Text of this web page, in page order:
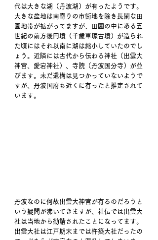
代は大きな湖（丹波湖）が有ったようです。
大きな盆地は南寄りの市街地を除き長閑な田
園地帯が拡がってますが、田園の中にある五
世紀の前方後円墳（千歳車塚古墳）が造られ
た頃にはそれ以南に湖は縮小していたのでし
ょう。近隣には古代から伝わる神社（出雲大
神宮、愛宕神社）、寺院（丹波国分寺）が並
びます。未だ遺構は見つかっていないようで
すが、丹波国府も近くに有ったと推定されて
います。
丹波なのに何故出雲大神宮が有るのだろうと
いう疑問が沸いてきますが、社伝では出雲大
社は当地から勧請されたことになってます。
出雲大社は江戸期末までは杵築大社だったの